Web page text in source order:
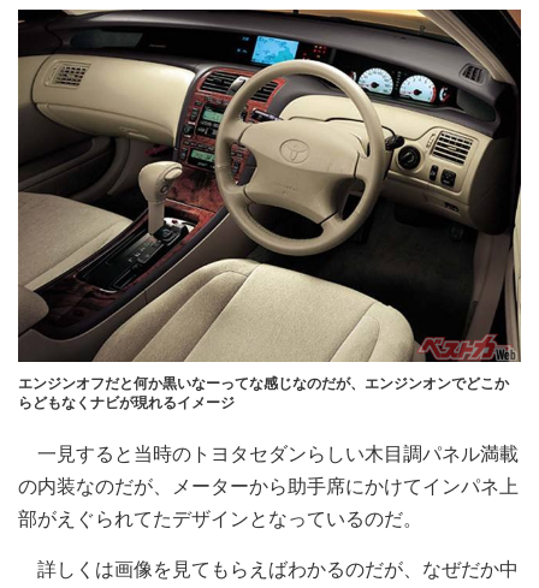
エンジンオフだと何か黒いなーってな感じなのだが、エンジンオンでどこか
らどもなくナビが現れるイメージ
一見すると当時のトヨタセダンらしい木目調パネル満載
の内装なのだが、メーターから助手席にかけてインパネ上
部がえぐられてたデザインとなっているのだ。
詳しくは画像を見てもらえばわかるのだが、なぜだか中